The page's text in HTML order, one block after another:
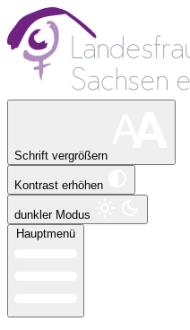
Schrift vergrößern
Kontrast erhöhen
dunkler Modus
Hauptmenü